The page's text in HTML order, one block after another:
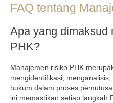
FAQ tentang
Apa yang dimaksud
PHK?
Manajemen risiko PHK
mengidentifikasi,
hukum dalam proses
ini memastikan setiap langkah